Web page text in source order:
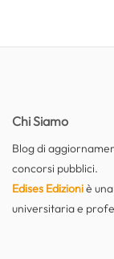
Chi Siamo
Blog di
concorsi pubblici.
Edises Edizioniè
universitaria e